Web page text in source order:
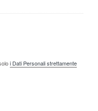
i Dati Personali strettamente